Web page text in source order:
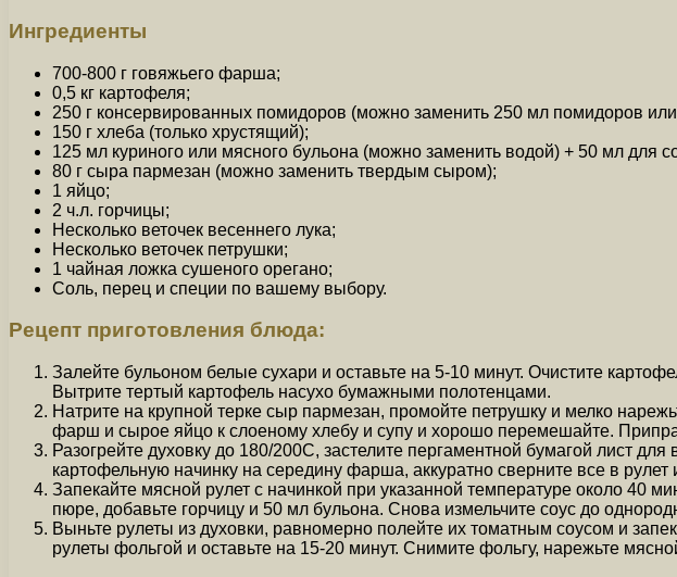
Ингредиенты
700-800 г говяжьего фарша;
0,5 кг картофеля;
250 г консервированных помидоров (можно заменить 250 мл помидоров или
150 г хлеба (только хрустящий);
125 мл куриного или мясного бульона (можно заменить водой) + 50 мл для
80 г сыра пармезан (можно заменить твердым сыром);
1 яйцо;
2 ч.л. горчицы;
Несколько веточек весеннего лука;
Несколько веточек петрушки;
1 чайная ложка сушеного орегано;
Соль, перец и специи по вашему выбору.
Рецепт приготовления блюда:
Залейте бульоном белые сухари и оставьте на 5-10 минут. Очистите
Вытрите тертый картофель насухо бумажными полотенцами.
Натрите на крупной терке сыр пармезан, промойте петрушку и мелко
фарш и сырое яйцо к слоеному хлебу и супу и хорошо перемешайте.
Разогрейте духовку до 180/200C, застелите пергаментной бумагой лист
картофельную начинку на середину фарша, аккуратно сверните все в рулет
Запекайте мясной рулет с начинкой при указанной температуре около 40
пюре, добавьте горчицу и 50 мл бульона. Снова измельчите соус до
Выньте рулеты из духовки, равномерно полейте их томатным соусом и
рулеты фольгой и оставьте на 15-20 минут. Снимите фольгу, нарежьте